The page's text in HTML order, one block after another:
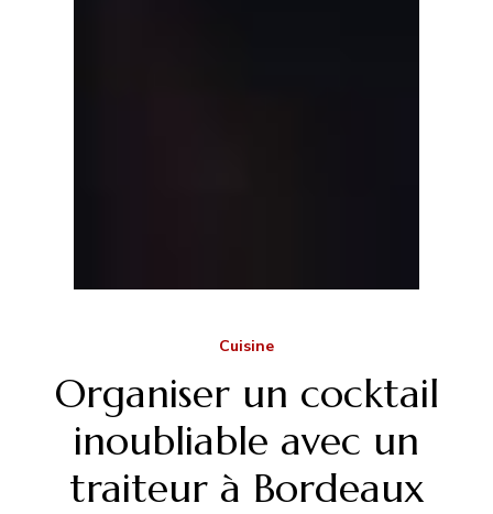
Cuisine
Organiser un cocktail
inoubliable avec un
traiteur à Bordeaux